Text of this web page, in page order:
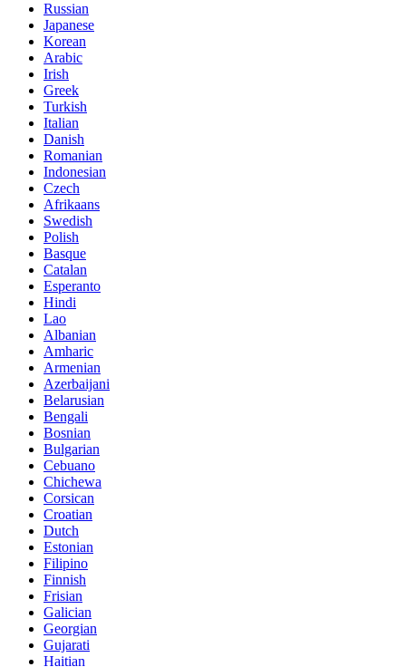
Russian
Japanese
Korean
Arabic
Irish
Greek
Turkish
Italian
Danish
Romanian
Indonesian
Czech
Afrikaans
Swedish
Polish
Basque
Catalan
Esperanto
Hindi
Lao
Albanian
Amharic
Armenian
Azerbaijani
Belarusian
Bengali
Bosnian
Bulgarian
Cebuano
Chichewa
Corsican
Croatian
Dutch
Estonian
Filipino
Finnish
Frisian
Galician
Georgian
Gujarati
Haitian